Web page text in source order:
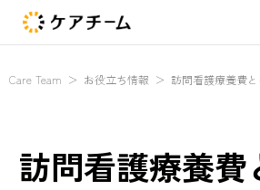
Care Team ＞ お役立ち情報 ＞ 訪問看護療養費
訪問看護療養費